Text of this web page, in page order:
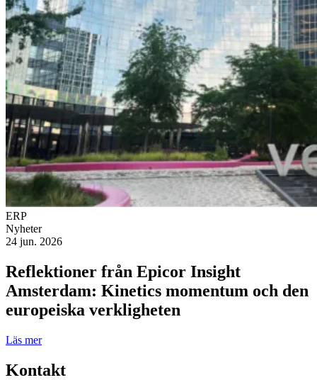
ERP
Nyheter
24 jun. 2026
Reflektioner från Epicor Insight
Amsterdam: Kinetics momentum och den
europeiska verkligheten
Läs mer
Kontakt